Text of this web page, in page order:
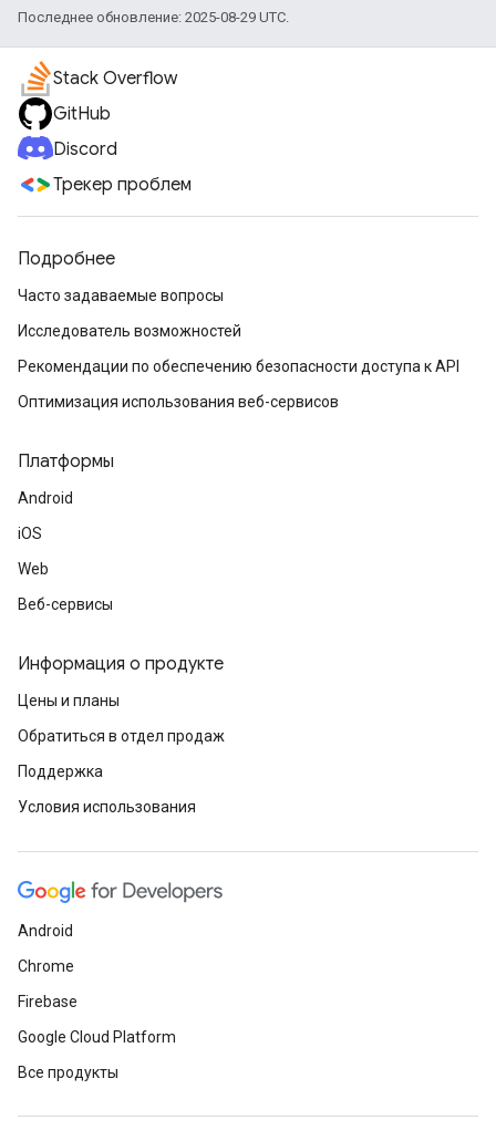
Последнее обновление: 2025-08-29 UTC.
Stack Overflow
GitHub
Discord
Трекер проблем
Подробнее
Часто задаваемые вопросы
Исследователь возможностей
Рекомендации по обеспечению безопасности доступа к API
Оптимизация использования веб-сервисов
Платформы
Android
iOS
Web
Веб-сервисы
Информация о продукте
Цены и планы
Обратиться в отдел продаж
Поддержка
Условия использования
Android
Chrome
Firebase
Google Cloud Platform
Все продукты